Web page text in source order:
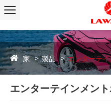
家 製品 エンターテ
エンターテインメント